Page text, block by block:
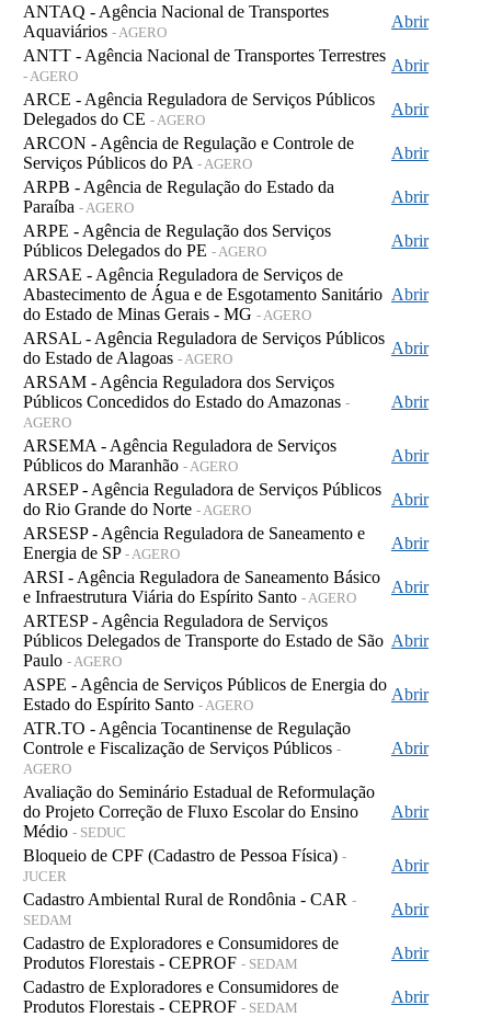
ANTAQ - Agência Nacional de Transportes
Aquaviários - AGERO
Abrir
ANTT - Agência Nacional de Transportes Terrestres
- AGERO
Abrir
ARCE - Agência Reguladora de Serviços Públicos
Delegados do CE - AGERO
Abrir
ARCON - Agência de Regulação e Controle de
Serviços Públicos do PA - AGERO
Abrir
ARPB - Agência de Regulação do Estado da
Paraíba - AGERO
Abrir
ARPE - Agência de Regulação dos Serviços
Públicos Delegados do PE - AGERO
Abrir
ARSAE - Agência Reguladora de Serviços de
Abastecimento de Água e de Esgotamento Sanitário
do Estado de Minas Gerais - MG - AGERO
Abrir
ARSAL - Agência Reguladora de Serviços Públicos
do Estado de Alagoas - AGERO
Abrir
ARSAM - Agência Reguladora dos Serviços
Públicos Concedidos do Estado do Amazonas -
AGERO
Abrir
ARSEMA - Agência Reguladora de Serviços
Públicos do Maranhão - AGERO
Abrir
ARSEP - Agência Reguladora de Serviços Públicos
do Rio Grande do Norte - AGERO
Abrir
ARSESP - Agência Reguladora de Saneamento e
Energia de SP - AGERO
Abrir
ARSI - Agência Reguladora de Saneamento Básico
e Infraestrutura Viária do Espírito Santo - AGERO
Abrir
ARTESP - Agência Reguladora de Serviços
Públicos Delegados de Transporte do Estado de São
Paulo - AGERO
Abrir
ASPE - Agência de Serviços Públicos de Energia do
Estado do Espírito Santo - AGERO
Abrir
ATR.TO - Agência Tocantinense de Regulação
Controle e Fiscalização de Serviços Públicos -
AGERO
Abrir
Avaliação do Seminário Estadual de Reformulação
do Projeto Correção de Fluxo Escolar do Ensino
Médio - SEDUC
Abrir
Bloqueio de CPF (Cadastro de Pessoa Física) -
JUCER
Abrir
Cadastro Ambiental Rural de Rondônia - CAR -
SEDAM
Abrir
Cadastro de Exploradores e Consumidores de
Produtos Florestais - CEPROF - SEDAM
Abrir
Cadastro de Exploradores e Consumidores de
Produtos Florestais - CEPROF - SEDAM
Abrir